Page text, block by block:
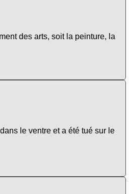
des arts, soit la peinture, la
le ventre et a été tué sur le